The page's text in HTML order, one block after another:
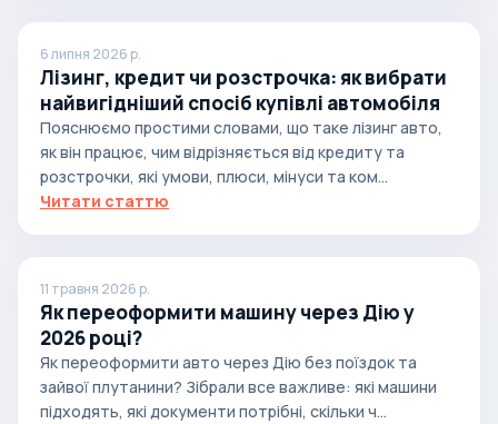
6 липня 2026 р.
Лізинг, кредит чи розстрочка: як вибрати
найвигідніший спосіб купівлі автомобіля
Пояснюємо простими словами, що таке лізинг авто,
як він працює, чим відрізняється від кредиту та
розстрочки, які умови, плюси, мінуси та ком...
Читати статтю
11 травня 2026 р.
Як переоформити машину через Дію у
2026 році?
Як переоформити авто через Дію без поїздок та
зайвої плутанини? Зібрали все важливе: які машини
підходять, які документи потрібні, скільки ч...